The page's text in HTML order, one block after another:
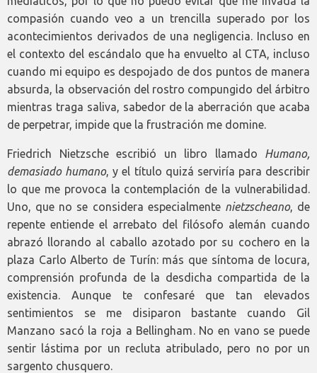
compasión cuando veo a un trencilla superado por los
acontecimientos derivados de una negligencia. Incluso en
el contexto del escándalo que ha envuelto al CTA, incluso
cuando mi equipo es despojado de dos puntos de manera
absurda, la observación del rostro compungido del árbitro
mientras traga saliva, sabedor de la aberración que acaba
de perpetrar, impide que la frustración me domine.
Friedrich Nietzsche escribió un libro llamado Humano,
demasiado humano, y el título quizá serviría para describir
lo que me provoca la contemplación de la vulnerabilidad.
Uno, que no se considera especialmente nietzscheano, de
repente entiende el arrebato del filósofo alemán cuando
abrazó llorando al caballo azotado por su cochero en la
plaza Carlo Alberto de Turín: más que síntoma de locura,
comprensión profunda de la desdicha compartida de la
existencia. Aunque te confesaré que tan elevados
sentimientos se me disiparon bastante cuando Gil
Manzano sacó la roja a Bellingham. No en vano se puede
sentir lástima por un recluta atribulado, pero no por un
sargento chusquero.